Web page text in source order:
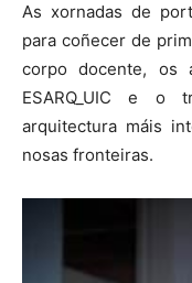
As xornadas de
para coñecer de
corpo docente, os
ESARQ_UIC e o
arquitectura máis
nosas fronteiras.